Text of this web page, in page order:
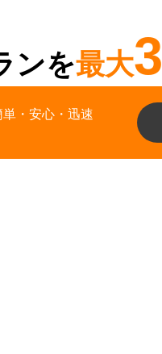
ンを最大3
・安心・迅速